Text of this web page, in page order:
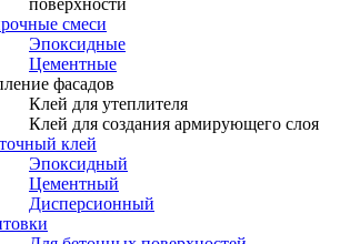
поверхности
смеси
Эпоксидные
Цементные
фасадов
Клей для утеплителя
Клей для создания армирующего слоя
клей
Эпоксидный
Цементный
Дисперсионный